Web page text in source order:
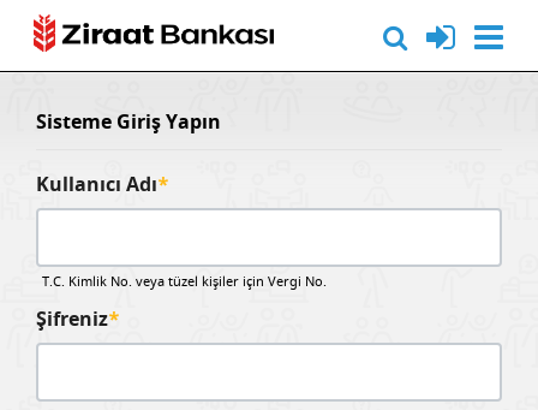
Sisteme Giriş Yapın
Kullanıcı Adı*
T.C. Kimlik No. veya tüzel kişiler için Vergi No.
Şifreniz*